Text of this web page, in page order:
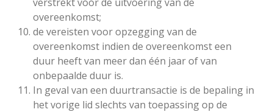
overeenkomst;
de vereisten voor opzegging van de
overeenkomst indien de overeenkomst een
duur heeft van meer dan één jaar of van
onbepaalde duur is.
In geval van een duurtransactie is de bepaling in
het vorige lid slechts van toepassing op de